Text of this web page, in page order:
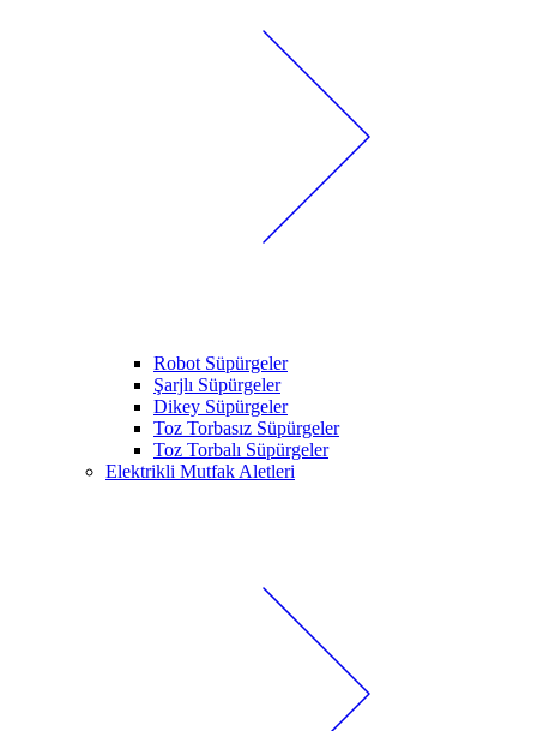
Robot Süpürgeler
Şarjlı Süpürgeler
Dikey Süpürgeler
Toz Torbasız Süpürgeler
Toz Torbalı Süpürgeler
Elektrikli Mutfak Aletleri